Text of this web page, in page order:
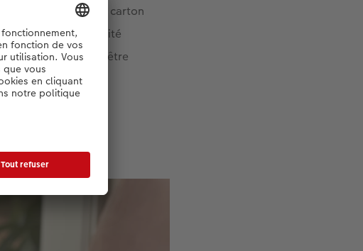
sur une boîte en carton
assure la stabilité
et qui peut être